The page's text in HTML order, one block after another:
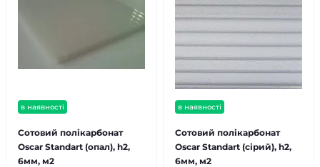
в наявності
Сотовий полікарбонат
Oscar Standart (опал), h2,
6мм, м2
в наявності
Сотовий полікарбонат
Oscar Standart (сірий), h2,
6мм, м2